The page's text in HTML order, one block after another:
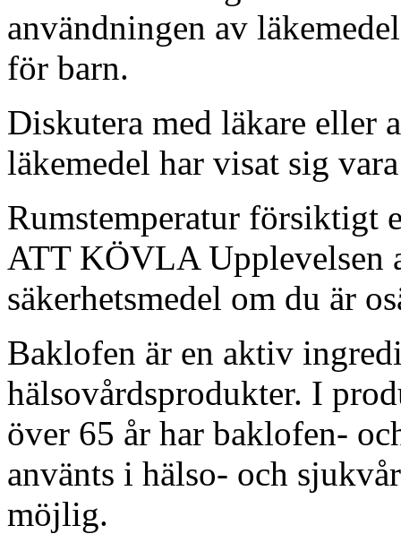
användningen av
för barn.
Diskutera med läkare eller
läkemedel har visat sig
Rumstemperatur försiktigt
ATT KÖVLA Upplevelsen
säkerhetsmedel om du är
Baklofen är en aktiv
hälsovårdsprodukter. I
över 65 år har baklofen-
använts i hälso- och
möjlig.